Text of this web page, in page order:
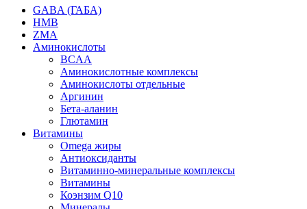
GABA (ГАБА)
HMB
ZMA
Аминокислоты
BCAA
Аминокислотные комплексы
Аминокислоты отдельные
Аргинин
Бета-аланин
Глютамин
Витамины
Omega жиры
Антиоксиданты
Витаминно-минеральные комплексы
Витамины
Коэнзим Q10